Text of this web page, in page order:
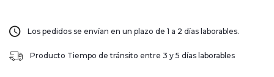
Los pedidos se envían en un plazo de 1 a 2 días laborables.
Producto Tiempo de tránsito entre 3 y 5 días laborables